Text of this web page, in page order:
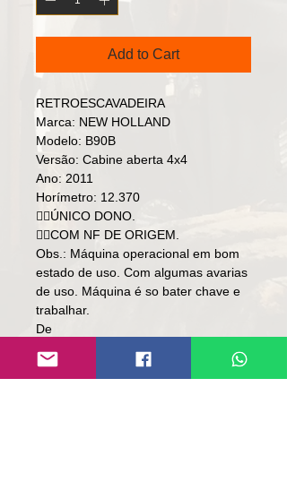
Add to Cart
RETROESCAVADEIRA
Marca: NEW HOLLAND
Modelo: B90B
Versão: Cabine aberta 4x4
Ano: 2011
Horímetro: 12.370
👉🏻ÚNICO DONO.
👉🏻COM NF DE ORIGEM.
Obs.: Máquina operacional em bom
estado de uso. Com algumas avarias
de uso. Máquina é so bater chave e
trabalhar.
De
Por